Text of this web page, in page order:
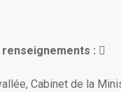
renseignements : 
Cabinet de la